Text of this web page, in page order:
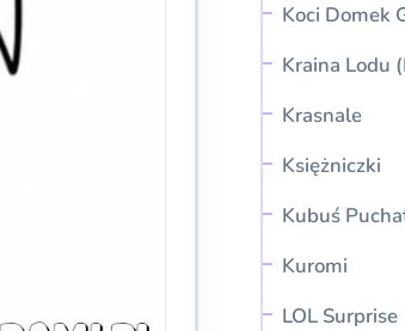
Koci Domek
Kraina Lodu
Krasnale
Księżniczki
Kubuś
Kuromi
LOL Surprise